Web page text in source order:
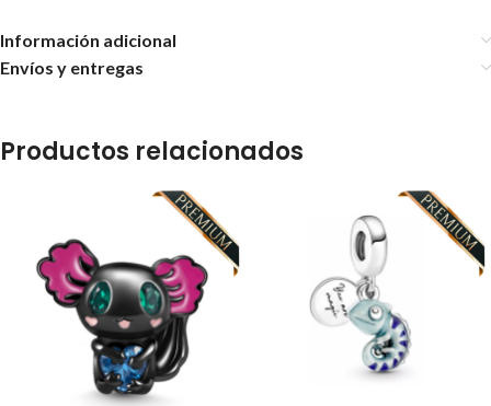
Información adicional
Envíos y entregas
Productos relacionados